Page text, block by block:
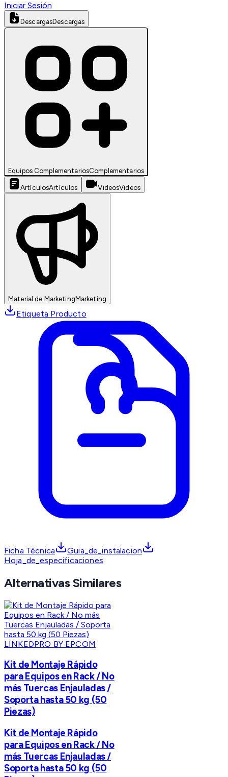
Iniciar Sesión
DescargasDescargas
Equipos ComplementariosComplementarios
ArtículosArtículos VideosVideos
Material de MarketingMarketing
Etiqueta Producto
Ficha Técnica
Guia_de_instalacion
Hoja_de_especificaciones
Alternativas Similares
LINKEDPRO BY EPCOM
Kit de Montaje Rápido
para Equipos en Rack / No
más Tuercas Enjauladas /
Soporta hasta 50 kg (50
Piezas)
Kit de Montaje Rápido
para Equipos en Rack / No
más Tuercas Enjauladas /
Soporta hasta 50 kg (50